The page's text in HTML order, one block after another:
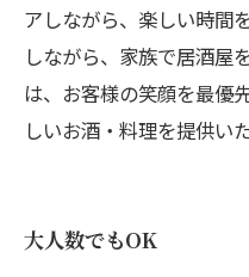
アしながら、楽しい時間
しながら、家族で居酒屋
は、お客様の笑顔を最優
しいお酒・料理を提供い
大人数でもOK